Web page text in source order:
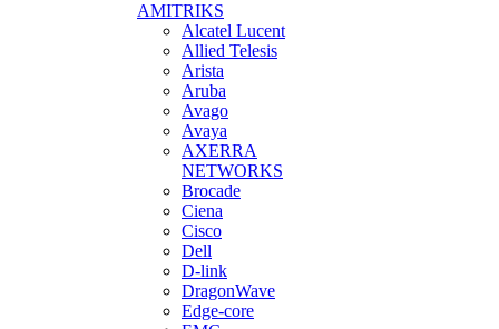
AMITRIKS
Alcatel Lucent
Allied Telesis
Arista
Aruba
Avago
Avaya
AXERRA
NETWORKS
Brocade
Ciena
Cisco
Dell
D-link
DragonWave
Edge-core